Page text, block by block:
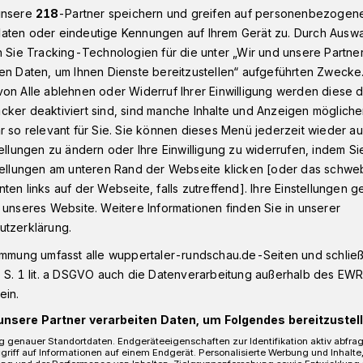
auf Kunstrasen
Stadtmeisterschaften
für die 29. Wuppertaler
laufen auf Hochtouren.
Veranstaltung wird auf einem
wird in Kürze verlegt.
218-Partner speichern und greifen auf
oder eindeutige Kennungen auf Ihrem Gerät zu. Durch
Sie Tracking-Technologien für die unter „Wir und unsere
Daten, um Ihnen Dienste bereitzustellen“ aufgeführten
Alle ablehnen oder Widerruf Ihrer Einwilligung werden diese
deaktiviert sind, sind manche Inhalte und Anzeigen
so relevant für Sie. Sie können dieses Menü jederzeit wieder
zu ändern oder Ihre Einwilligung zu widerrufen, indem
am unteren Rand der Webseite klicken [oder das
links auf der Webseite, falls zutreffend]. Ihre Einstellungen
Website. Weitere Informationen finden Sie in unserer
umfasst alle wuppertaler-rundschau.de-Seiten und
1 lit. a DSGVO auch die Datenverarbeitung außerhalb des
Partner verarbeiten Daten, um Folgendes
genauer Standortdaten. Endgeräteeigenschaften zur Identifikation aktiv
auf Informationen auf einem Endgerät. Personalisierte Werbung und